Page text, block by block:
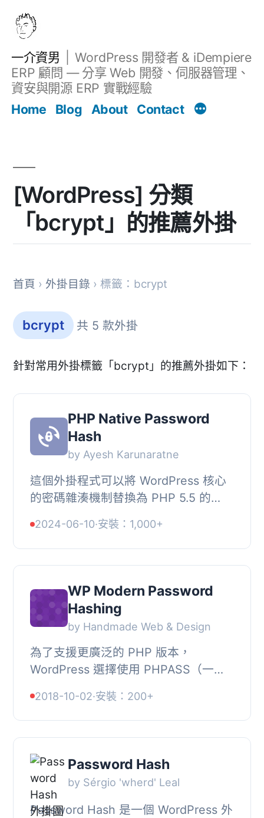
一介資男
WordPress 開發者 & iDempiere
ERP 顧問 — 分享 Web 開發、伺服器管理、
資安與開源 ERP 實戰經驗
Home
Blog About Contact
[WordPress] 分類
「bcrypt」的推薦外掛
首頁 › 外掛目錄 › 標籤：bcrypt
bcrypt 共 5 款外掛
針對常用外掛標籤「bcrypt」的推薦外掛如下：
PHP Native Password
Hash
by Ayesh Karunaratne
這個外掛程式可以將 WordPress 核心
的密碼雜湊機制替換為 PHP 5.5 的
設情況下，PHP 使用 bcrypt 來雜湊密
碼。如果可用，...
2024-06-10·安裝：1,000+
WP Modern Password
Hashing
by Handmade Web & Design
為了支援更廣泛的 PHP 版本，
WordPress 選擇使用 PHPASS（一個
於 MD5 的哈希值來進行密碼哈希。,
可以使用現代的密碼哈希...
2018-10-02·安裝：200+
Password Hash
by Sérgio 'wherd' Leal
Password Hash 是一個 WordPress 外
文章